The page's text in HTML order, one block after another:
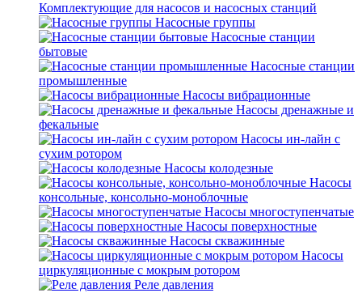
Комплектующие для насосов и насосных станций
Насосные группы
Насосные станции
бытовые
Насосные станции
промышленные
Насосы вибрационные
Насосы дренажные и
фекальные
Насосы ин-лайн с
сухим ротором
Насосы колодезные
Насосы
консольные, консольно-моноблочные
Насосы многоступенчатые
Насосы поверхностные
Насосы скважинные
Насосы
циркуляционные с мокрым ротором
Реле давления